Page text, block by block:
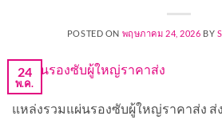
POSTED ON พฤษภาคม 24, 2026 BY
24
พ.ค.
แหล่งรวมแผ่นรองซับผู้ใหญ่ราคาส่ง ส่